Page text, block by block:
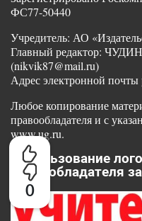
0
ФС77-50440
Учредитель: АО
Главный редактор:
(nikvik87@mail.ru)
Адрес электронной
Любое копирование
правообладателя и с
www.ug.ru.
Использование
правообладателя